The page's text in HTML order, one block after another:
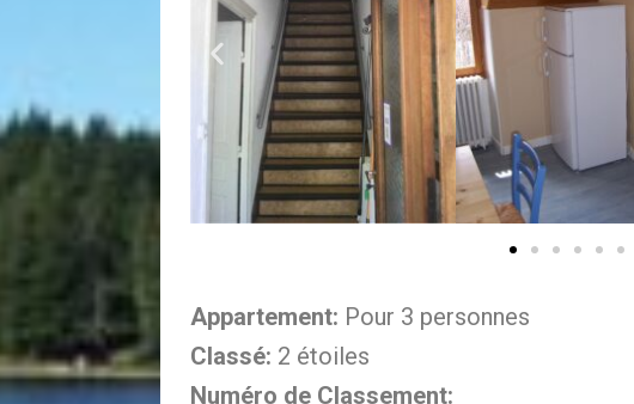
Appartement: Pour 3 personnes
Classé: 2 étoiles
Numéro de Classement: